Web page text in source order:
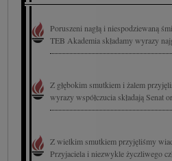
Poruszeni nagłą i niespodziewaną
TEB Akademia składamy wyrazy
Z głębokim smutkiem i żalem
wyrazy współczucia składają Senat
Z wielkim smutkiem przyjęliśmy
Przyjaciela i niezwykle życzliwego